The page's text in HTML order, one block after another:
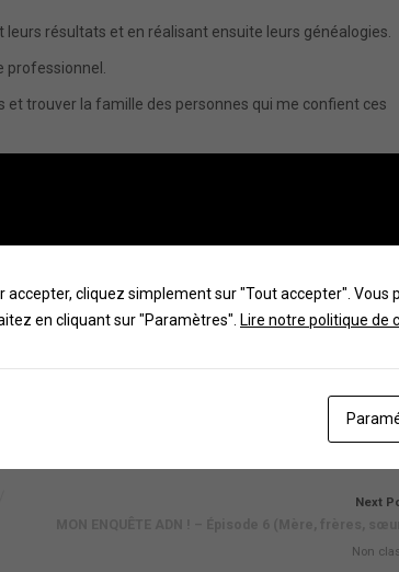
résultats et en réalisant ensuite leurs généalogies.
et trouver la famille des personnes qui me confient ces
d’un puzzle familial que la vie n’a pas toujours
dans ces recherches.
avec souplesse et discrétion.
branches généalogiques.
Next
Non
accepter, cliquez simplement sur "Tout accepter". Vous
en cliquant sur "Paramètres". Lire notre politique de